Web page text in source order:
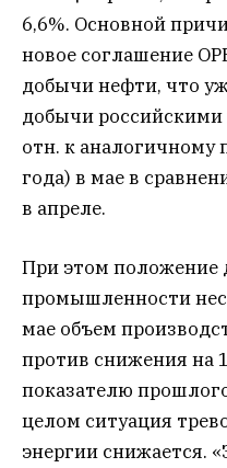
6,6%. Основной
новое соглашение
добычи нефти, что
добычи
отн. к аналогичному
года) в мае в
в апреле.
При этом положение
промышленности
мае объем
против снижения на
показателю
целом ситуация
энергии снижается.